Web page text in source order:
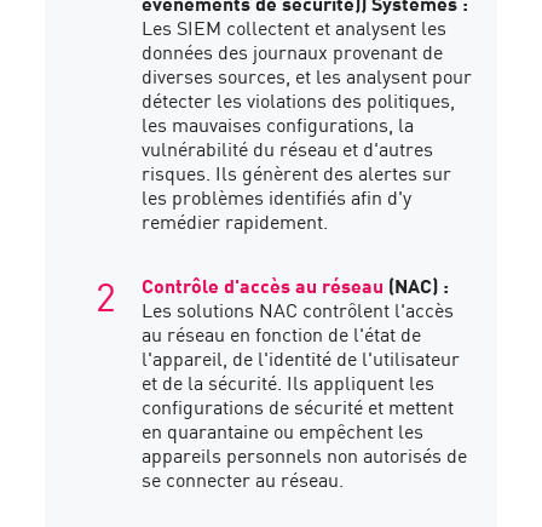
Les SIEM collectent et analysent les
données des journaux provenant de
diverses sources, et les analysent pour
détecter les violations des politiques,
les mauvaises configurations, la
vulnérabilité du réseau et d'autres
risques. Ils génèrent des alertes sur
les problèmes identifiés afin d'y
remédier rapidement.
Contrôle d'accès au réseau (NAC) :
Les solutions NAC contrôlent l'accès
au réseau en fonction de l'état de
l'appareil, de l'identité de l'utilisateur
et de la sécurité. Ils appliquent les
configurations de sécurité et mettent
en quarantaine ou empêchent les
appareils personnels non autorisés de
se connecter au réseau.